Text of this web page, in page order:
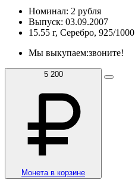
Номинал: 2 рубля
Выпуск: 03.09.2007
15.55 г, Серебро, 925/1000
Мы выкупаем:звоните!
5 200
Монета в корзине